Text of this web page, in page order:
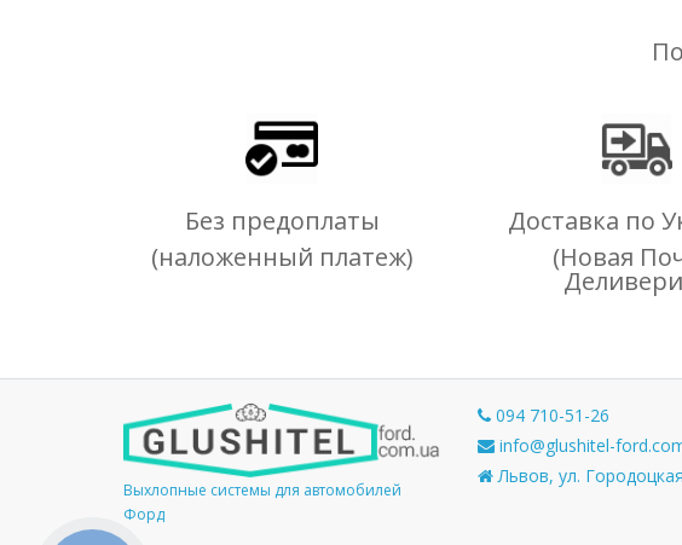
Без предоплаты
(наложенный платеж)
Доставка по
(Новая
Выхлопные системы для автомобилей
Форд
094 710-51-26
info@glushitel-
Львов, ул.